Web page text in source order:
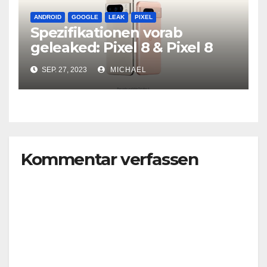
ANDROID GOOGLE LEAK PIXEL
Spezifikationen vorab
geleaked: Pixel 8 & Pixel 8
Pro
SEP. 27, 2023 MICHAEL
Kommentar verfassen